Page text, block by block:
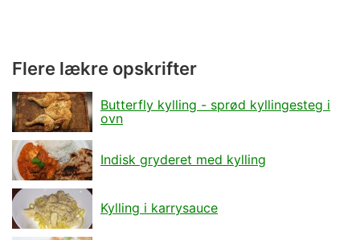
Flere lækre opskrifter
Butterfly kylling - sprød kyllingesteg i
ovn
Indisk gryderet med kylling
Kylling i karrysauce